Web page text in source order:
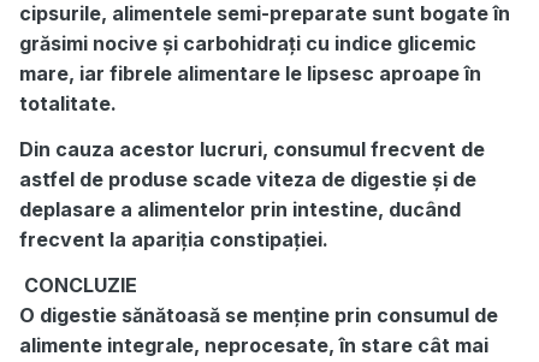
cipsurile, alimentele semi-preparate sunt bogate în
grăsimi nocive și carbohidrați cu indice glicemic
mare, iar fibrele alimentare le lipsesc aproape în
totalitate.
Din cauza acestor lucruri, consumul frecvent de
astfel de produse scade viteza de digestie și de
deplasare a alimentelor prin intestine, ducând
frecvent la apariția constipației.
CONCLUZIE
O digestie sănătoasă se menține prin consumul de
alimente integrale, neprocesate, în stare cât mai